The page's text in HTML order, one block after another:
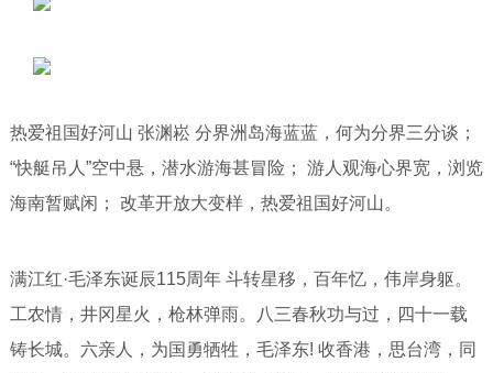
热爱祖国好河山 张渊崧 分界洲岛海蓝蓝，何为分界三分谈；
“快艇吊人”空中悬，潜水游海甚冒险； 游人观海心界宽，浏览
海南暂赋闲； 改革开放大变样，热爱祖国好河山。
满江红·毛泽东诞辰115周年 斗转星移，百年忆，伟岸身躯。
工农情，井冈星火，枪林弹雨。八三春秋功与过，四十一载
铸长城。六亲人，为国勇牺牲，毛泽东! 收香港，思台湾，同